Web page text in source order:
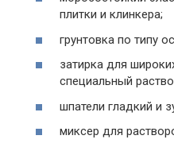
плитки и клинкера;
грунтовка по типу
затирка для
специальный
шпатели гладкий и
миксер для